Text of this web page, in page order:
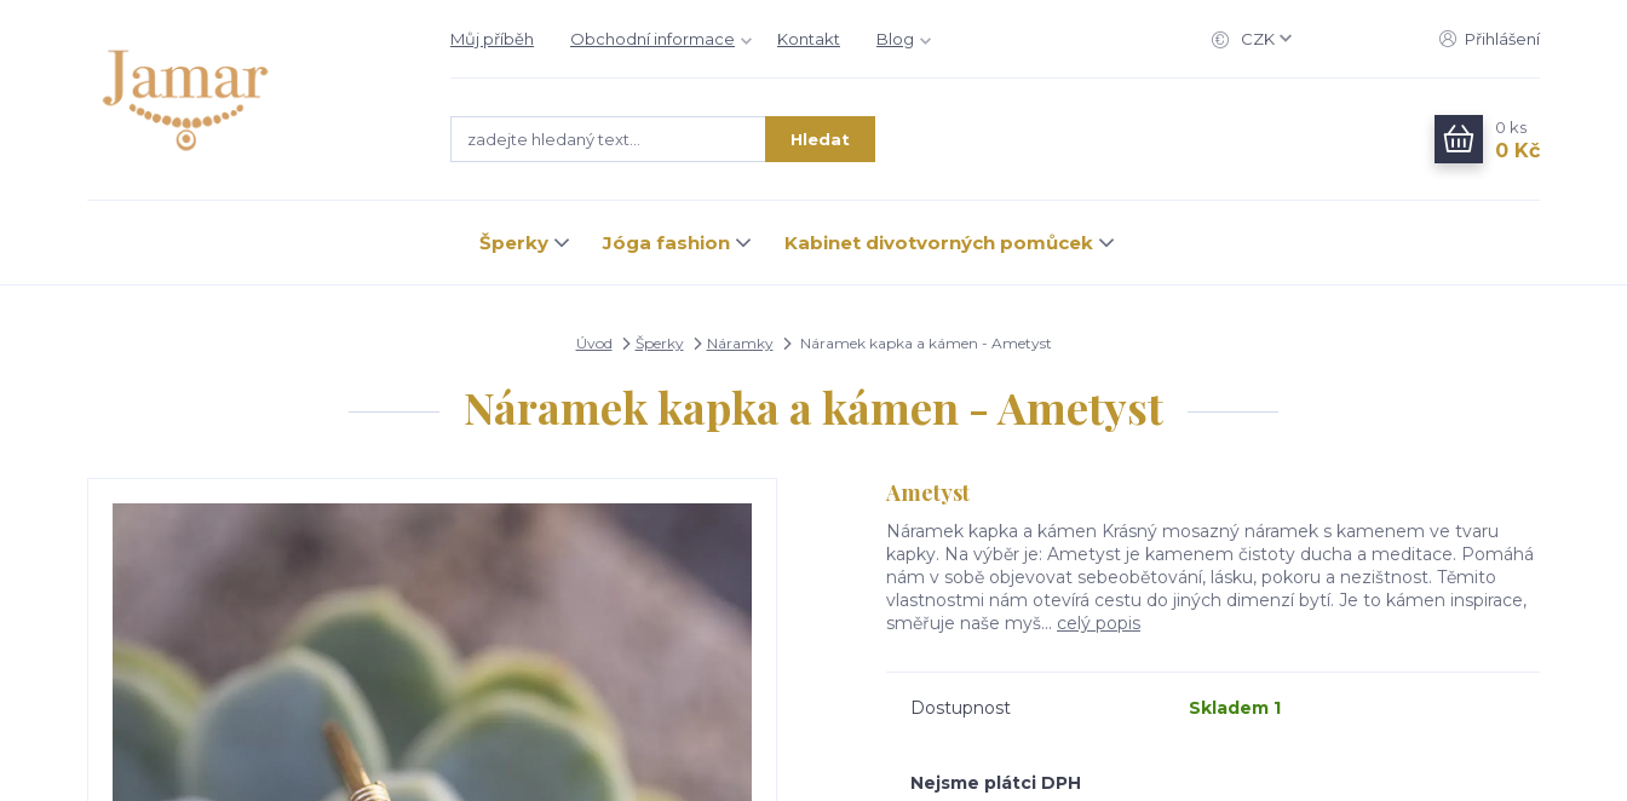
Můj příběh Obchodní informace Kontakt Blog CZK Přihlášení
Hledat
0 ks
0 Kč
Šperky Jóga fashion Kabinet divotvorných pomůcek
Úvod Šperky Náramky Náramek kapka a kámen - Ametyst
Náramek kapka a kámen - Ametyst
Ametyst
Náramek kapka a kámen Krásný mosazný náramek s kamenem ve tvaru
kapky. Na výběr je: Ametyst je kamenem čistoty ducha a meditace. Pomáhá
nám v sobě objevovat sebeobětování, lásku, pokoru a nezištnost. Těmito
vlastnostmi nám otevírá cestu do jiných dimenzí bytí. Je to kámen inspirace,
směřuje naše myš... celý popis
Dostupnost Skladem 1
Nejsme plátci DPH